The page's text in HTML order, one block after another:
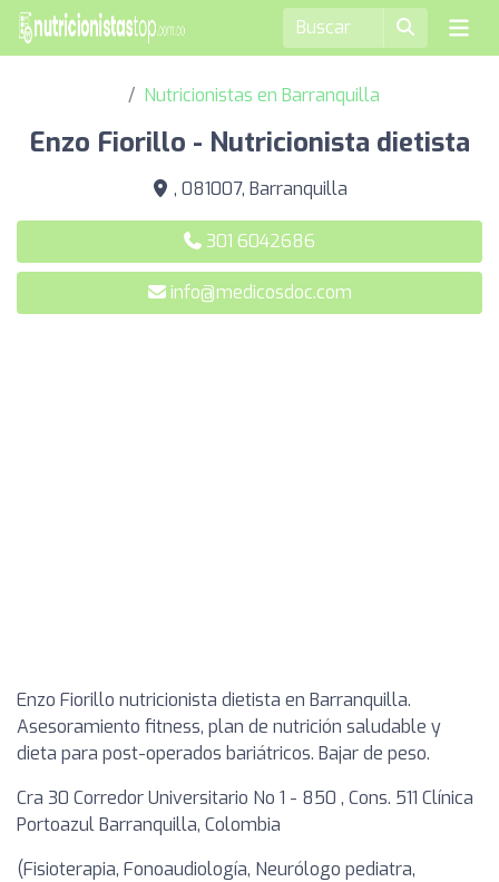
Nutricionistas en Barranquilla
Enzo Fiorillo - Nutricionista dietista
, 081007, Barranquilla
301 6042686
info@medicosdoc.com
Enzo Fiorillo nutricionista dietista en Barranquilla.
Asesoramiento fitness, plan de nutrición saludable y
dieta para post-operados bariátricos. Bajar de peso.
Cra 30 Corredor Universitario No 1 - 850 , Cons. 511 Clínica
Portoazul Barranquilla, Colombia
(Fisioterapia, Fonoaudiología, Neurólogo pediatra,